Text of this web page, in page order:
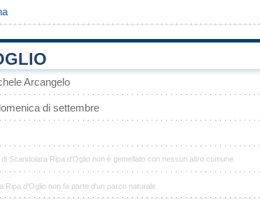
Arcangelo
di settembre
Scandolara Ripa d'Oglio non è gemellato con nessun altro comune.
Ripa d'Oglio non fa parte d'un parco naturale